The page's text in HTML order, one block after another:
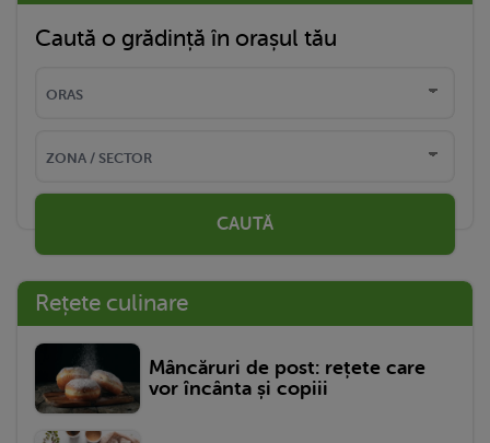
Caută o grădință în orașul tău
CAUTĂ
Rețete culinare
Mâncăruri de post: rețete care
vor încânta și copiii